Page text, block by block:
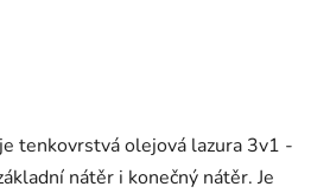
tenkovrstvá olejová lazura 3v1 -
nátěr i konečný nátěr. Je